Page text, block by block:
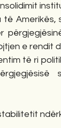
e rendit
të ri